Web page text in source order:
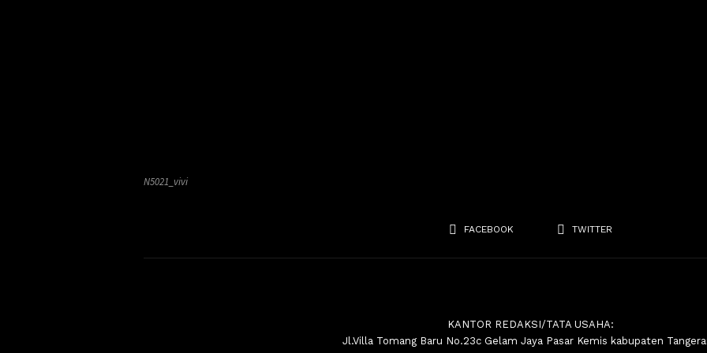
N5021_vivi
FACEBOOK TWITTER
KANTOR REDAKSI/TATA USAHA:
Jl.Villa Tomang Baru No.23c Gelam Jaya Pasar Kemis kabupaten